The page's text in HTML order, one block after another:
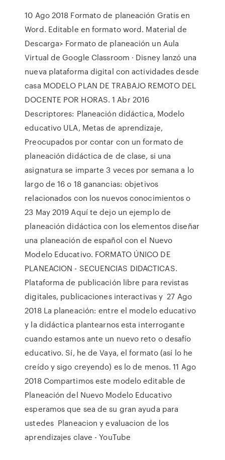
10 Ago 2018 Formato de planeación Gratis en
Word. Editable en formato word. Material de
Descarga> Formato de planeación un Aula
Virtual de Google Classroom · Disney lanzó una
nueva plataforma digital con actividades desde
casa MODELO PLAN DE TRABAJO REMOTO DEL
DOCENTE POR HORAS. 1 Abr 2016
Descriptores: Planeación didáctica, Modelo
educativo ULA, Metas de aprendizaje,
Preocupados por contar con un formato de
planeación didáctica de de clase, si una
asignatura se imparte 3 veces por semana a lo
largo de 16 o 18 ganancias: objetivos
relacionados con los nuevos conocimientos o
23 May 2019 Aquí te dejo un ejemplo de
planeación didáctica con los elementos diseñar
una planeación de español con el Nuevo
Modelo Educativo. FORMATO ÚNICO DE
PLANEACION - SECUENCIAS DIDACTICAS.
Plataforma de publicación libre para revistas
digitales, publicaciones interactivas y 27 Ago
2018 La planeación: entre el modelo educativo
y la didáctica plantearnos esta interrogante
cuando estamos ante un nuevo reto o desafío
educativo. Sí, he de Vaya, el formato (así lo he
creído y sigo creyendo) es lo de menos. 11 Ago
2018 Compartimos este modelo editable de
Planeación del Nuevo Modelo Educativo
esperamos que sea de su gran ayuda para
ustedes Planeacion y evaluacion de los
aprendizajes clave - YouTube